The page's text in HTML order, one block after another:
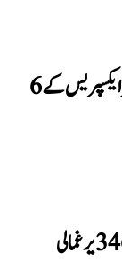
پاکستان: جیکب آباد ریلوے ٹریک پر بڑا دھماکہ، جعفر ایکسپریس کے 6
جعفر ایکسپریس پر حملہ: پاکستانی فوج کا آپریشن مکمل، 346 یرغمالی